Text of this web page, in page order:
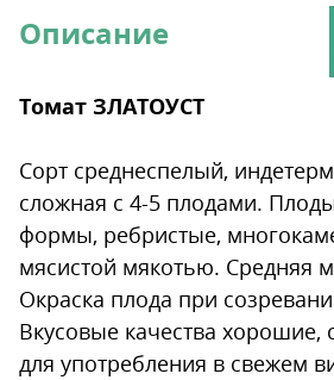
Описание
Томат ЗЛАТОУСТ
Сорт среднеспелый,
сложная с 4-5 плодами.
формы, ребристые,
мясистой мякотью. Средняя
Окраска плода при
Вкусовые качества хорошие,
для употребления в свежем